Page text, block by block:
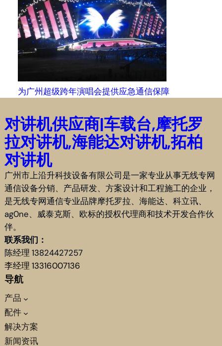
为广州超级跨年演唱会提供应急通信保障
对讲机供应商|车载台,摩托罗
拉对讲机,海能达对讲机,拓柏
对讲机
广州市上沿升科技设备有限公司是一家专业从事无线专网
通信设备分销、产品研发、方案设计和工程施工的企业，
是无线专网通信专业品牌摩托罗拉、海能达、科立讯、
ag0ne、威泰克斯、欧标的授权代理商和技术开发合作伙
伴。
联系我们：
陈经理 13824427257
李经理 13316007136
导航
产品
配件
解决方案
新闻资讯